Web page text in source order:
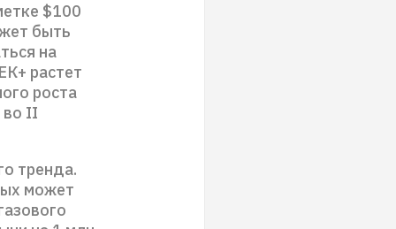
$100
быть
на
растет
роста
во II
тренда.
может